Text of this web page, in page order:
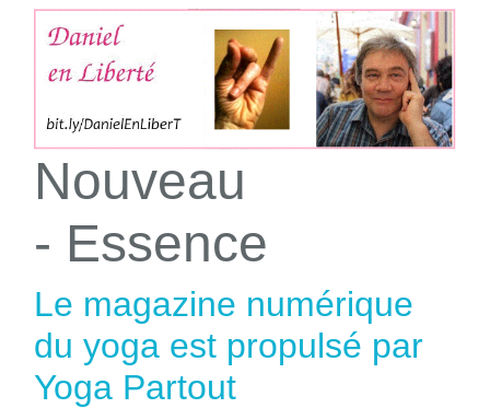
Nouveau
- Essence
Le magazine numérique
du yoga est propulsé par
Yoga Partout